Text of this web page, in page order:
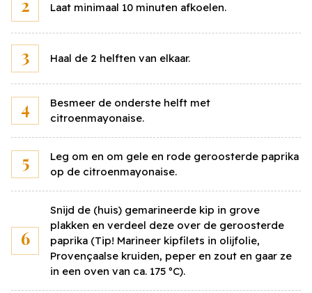
Bereken de kostprijs
Vul onderstaand jouw eigen prijzen in voor de
ingrediënten en bereken snel en eenvoudig jouw
persoonlijke kostprijs voor dit gerecht.
st Focaccia mini naturel voorgesneden
Laat minimaal 10 minuten afkoelen.
Haal de 2 helften van elkaar.
Besmeer de onderste helft met
citroenmayonaise.
Leg om en om gele en rode geroosterde paprika
op de citroenmayonaise.
Snijd de (huis) gemarineerde kip in grove
plakken en verdeel deze over de geroosterde
paprika (Tip! Marineer kipfilets in olijfolie,
Provençaalse kruiden, peper en zout en gaar ze
in een oven van ca. 175 ºC).